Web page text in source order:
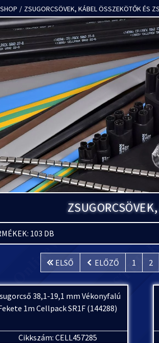
/ ZSUGORCSÖVEK, KÁBEL ÖSSZEKÖTŐK ÉS
103 DB
ELSŐ ELŐZŐ 1 2
38,1-19,1 mm Vékonyfalú
1m Cellpack SR1F (144288)
Cikkszám: CELL457285